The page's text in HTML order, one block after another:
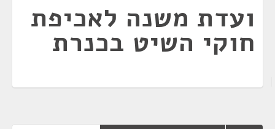
ועדת משנה לאכיפת
חוקי השיט בכנרת